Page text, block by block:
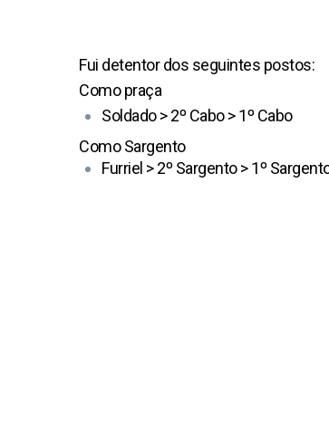
Fui detentor dos seguintes postos:
Como praça
Soldado > 2º Cabo > 1º Cabo
Como Sargento
Furriel > 2º Sargento > 1º